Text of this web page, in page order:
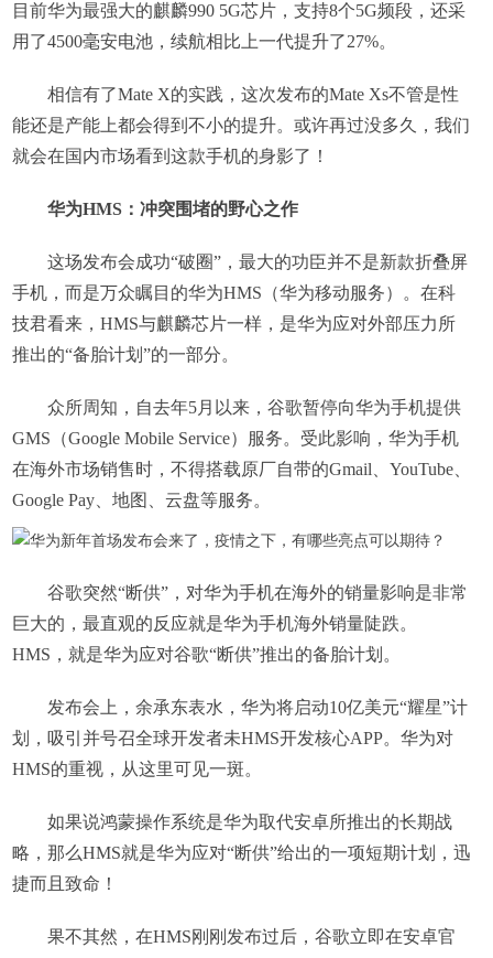
目前华为最强大的麒麟990 5G芯片，支持8个5G频段，还采
用了4500毫安电池，续航相比上一代提升了27%。
相信有了Mate X的实践，这次发布的Mate Xs不管是性
能还是产能上都会得到不小的提升。或许再过没多久，我们
就会在国内市场看到这款手机的身影了！
华为HMS：冲突围堵的野心之作
这场发布会成功“破圈”，最大的功臣并不是新款折叠屏
手机，而是万众瞩目的华为HMS（华为移动服务）。在科
技君看来，HMS与麒麟芯片一样，是华为应对外部压力所
推出的“备胎计划”的一部分。
众所周知，自去年5月以来，谷歌暂停向华为手机提供
GMS（Google Mobile Service）服务。受此影响，华为手机
在海外市场销售时，不得搭载原厂自带的Gmail、YouTube、
Google Pay、地图、云盘等服务。
谷歌突然“断供”，对华为手机在海外的销量影响是非常
巨大的，最直观的反应就是华为手机海外销量陡跌。
HMS，就是华为应对谷歌“断供”推出的备胎计划。
发布会上，余承东表水，华为将启动10亿美元“耀星”计
划，吸引并号召全球开发者未HMS开发核心APP。华为对
HMS的重视，从这里可见一斑。
如果说鸿蒙操作系统是华为取代安卓所推出的长期战
略，那么HMS就是华为应对“断供”给出的一项短期计划，迅
捷而且致命！
果不其然，在HMS刚刚发布过后，谷歌立即在安卓官